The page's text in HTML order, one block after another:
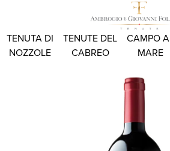
TENUTA DI
NOZZOLE
TENUTE DEL
CABREO
CAMPO
MARE